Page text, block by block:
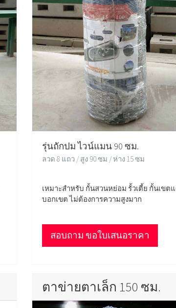
รุ่นถักปม ไวน์แมน 90 ซม.
ลวด 8 แถว / สูง 90 ซม / ห่าง 15 ซม
เหมาะสำหรับ กั้นสวนหย่อม รั้วเตี้ย กั้นเขต
บอกเขต ไม่ต้องการความสูงมาก
สอบถาม ขอใบเสนอราคา
ตาข่ายตาเล็ก 150 ซม.